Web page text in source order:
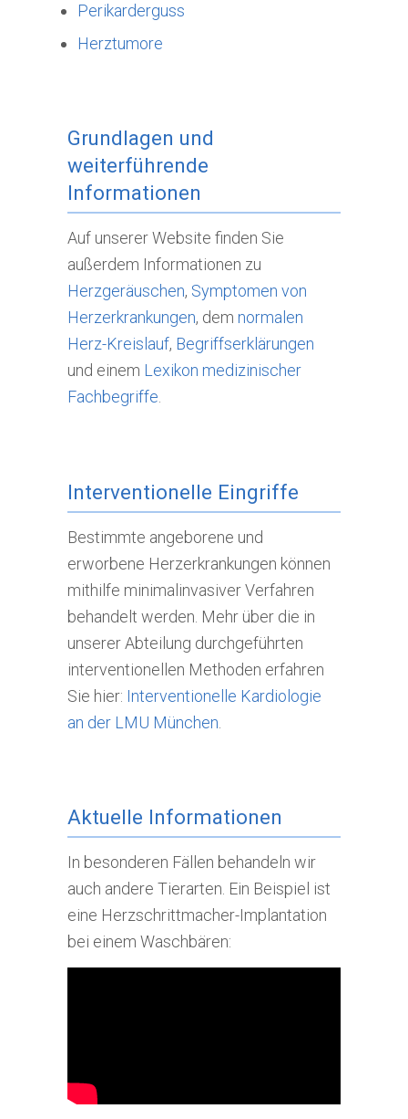
Perikarderguss
Herztumore
Grundlagen und
weiterführende
Informationen
Auf unserer Website finden Sie
außerdem Informationen zu
Herzgeräuschen, Symptomen von
Herzerkrankungen, dem normalen
Herz-Kreislauf, Begriffserklärungen
und einem Lexikon medizinischer
Fachbegriffe.
Interventionelle Eingriffe
Bestimmte angeborene und
erworbene Herzerkrankungen können
mithilfe minimalinvasiver Verfahren
behandelt werden. Mehr über die in
unserer Abteilung durchgeführten
interventionellen Methoden erfahren
Sie hier: Interventionelle Kardiologie
an der LMU München
Aktuelle Informationen
In besonderen Fällen behandeln wir
auch andere Tierarten. Ein Beispiel ist
eine Herzschrittmacher-Implantation
bei einem Waschbären: